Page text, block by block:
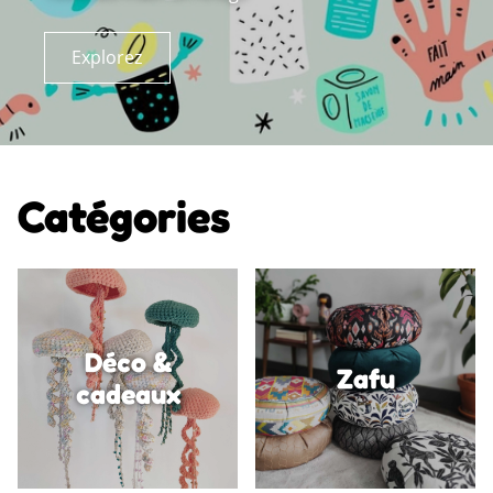
Explorez
Catégories
Déco &
cadeaux
Zafu